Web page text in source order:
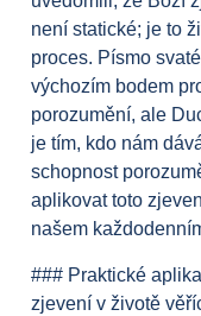
není statické; je to
proces. Písmo
výchozím bodem
porozumění, ale
je tím, kdo nám
schopnost
aplikovat toto
našem
### Praktické
zjevení v životě